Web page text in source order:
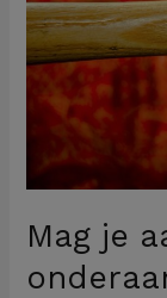
Mag je
onderaannemer
naar
werf
sturen?